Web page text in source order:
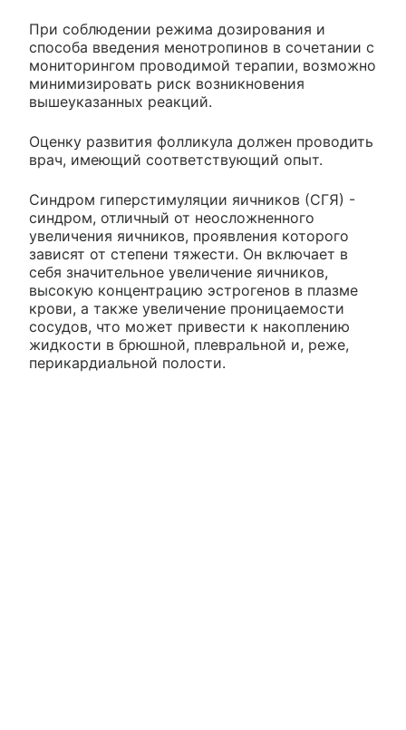
При соблюдении режима дозирования и
способа введения менотропинов в сочетании с
мониторингом проводимой терапии, возможно
минимизировать риск возникновения
вышеуказанных реакций.
Оценку развития фолликула должен проводить
врач, имеющий соответствующий опыт.
Синдром гиперстимуляции яичников (СГЯ) -
синдром, отличный от неосложненного
увеличения яичников, проявления которого
зависят от степени тяжести. Он включает в
себя значительное увеличение яичников,
высокую концентрацию эстрогенов в плазме
крови, а также увеличение проницаемости
сосудов, что может привести к накоплению
жидкости в брюшной, плевральной и, реже,
перикардиальной полости.